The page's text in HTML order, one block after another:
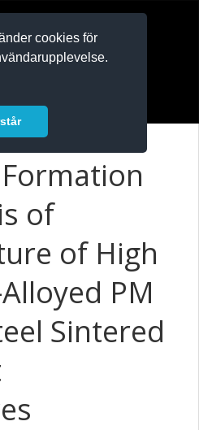
cookies för
of
of High
PM
Sintered